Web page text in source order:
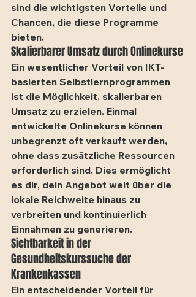
sind die wichtigsten Vorteile und
Chancen, die diese Programme
bieten.
Skalierbarer Umsatz durch Onlinekurse
Ein wesentlicher Vorteil von IKT-
basierten Selbstlernprogrammen
ist die Möglichkeit, skalierbaren
Umsatz zu erzielen. Einmal
entwickelte Onlinekurse können
unbegrenzt oft verkauft werden,
ohne dass zusätzliche Ressourcen
erforderlich sind. Dies ermöglicht
es dir, dein Angebot weit über die
lokale Reichweite hinaus zu
verbreiten und kontinuierlich
Einnahmen zu generieren.
Sichtbarkeit in der
Gesundheitskurssuche der
Krankenkassen
Ein entscheidender Vorteil für